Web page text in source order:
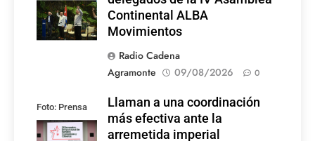
Continental ALBA
Movimientos
Radio Cadena
Agramonte
09/08/2026 0
Foto: Prensa
Latina
Llaman a una coordinación
más efectiva ante la
arremetida imperial